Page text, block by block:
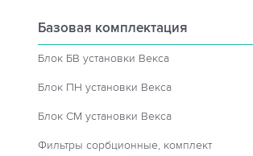
Базовая комплектация
Блок БВ установки Векса
Блок ПН установки Векса
Блок СМ установки Векса
Фильтры сорбционные, комплект